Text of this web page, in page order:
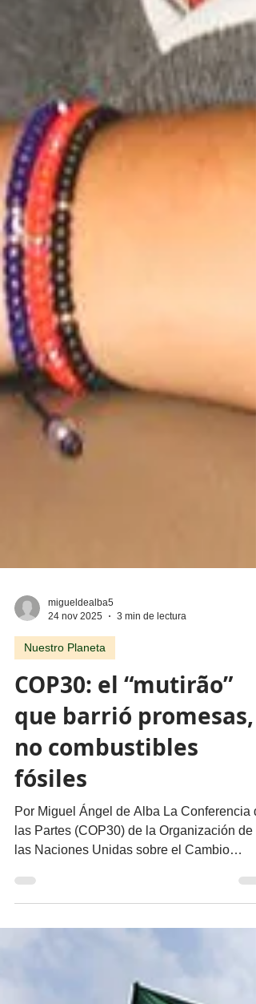
24 nov 2025
COP30: el “mutirão”
que barrió promesas,
no combustibles
fósiles
Por Miguel Ángel de Alba La Conferencia
las Partes (COP30) de la Organización de
las Naciones Unidas sobre el Cambio
de la verdad y la COP de la implementación ,
sigue atrapado en su laberinto. Brasil quiso